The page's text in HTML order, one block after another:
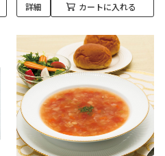
詳細 カートに入れる